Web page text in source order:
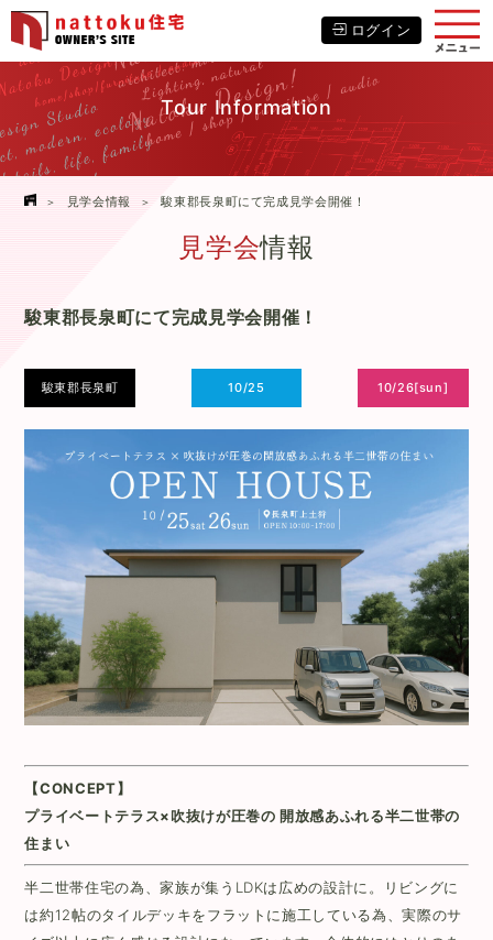
ログイン
Tour Information
見学会情報 駿東郡長泉町にて完成見学会開催！
見学会情報
駿東郡長泉町にて完成見学会開催！
駿東郡長泉町 10/25 10/26[sun]
【CONCEPT】
プライベートテラス×吹抜けが圧巻の 開放感あふれる半二世帯の
住まい
半二世帯住宅の為、家族が集うLDKは広めの設計に。リビングに
は約12帖のタイルデッキをフラットに施工している為、実際のサ